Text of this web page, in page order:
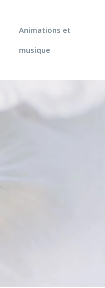
Animations et
musique